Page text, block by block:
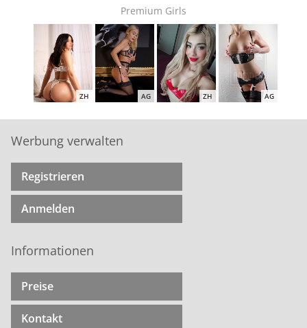
Premium Girls
ZH AG ZH AG
BS
Werbung verwalten
Registrieren
Anmelden
Informationen
Preise
Kontakt